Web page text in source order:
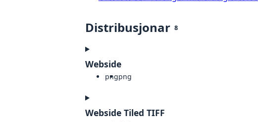
Distribusjonar 8
Webside
pngpng
Webside Tiled TIFF